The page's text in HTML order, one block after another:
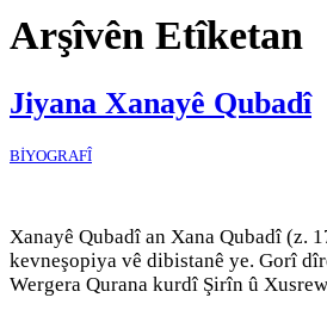
Arşîvên Etîketan
Jiyana Xanayê Qubadî
BİYOGRAFÎ
Xanayê Qubadî an Xana Qubadî (z.
kevneşopiya vê dibistanê ye. Gorî
Wergera Qurana kurdî Şirîn û Xusrew